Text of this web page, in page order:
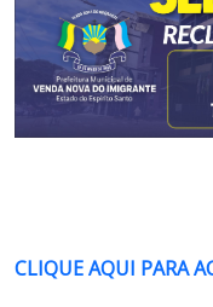
CLIQUE AQUI PARA